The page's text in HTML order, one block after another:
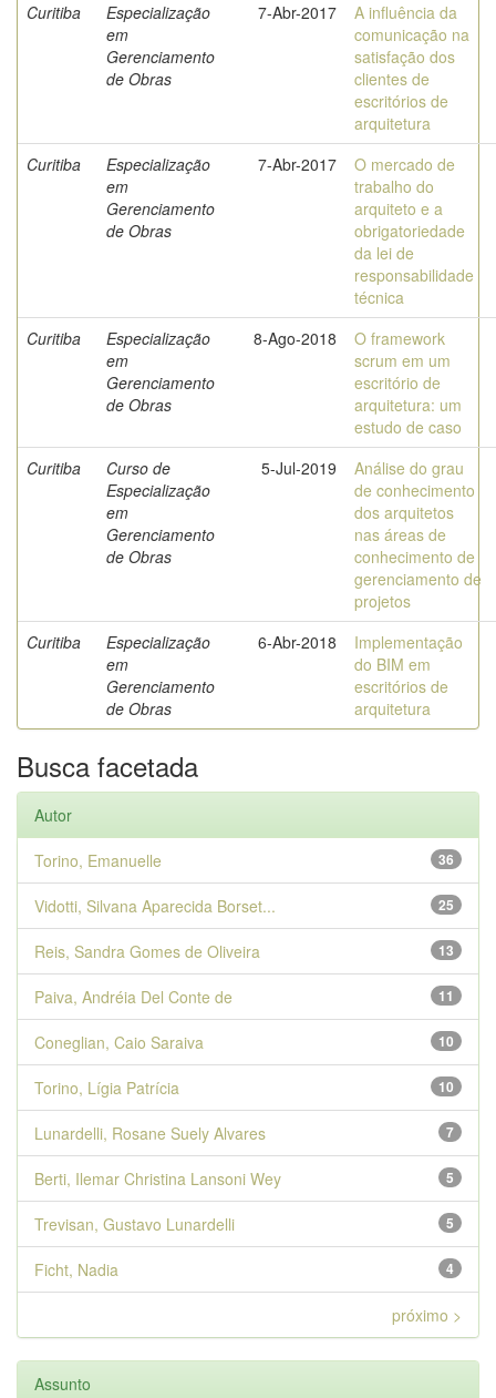
Curitiba
Especialização
em
Gerenciamento
de Obras
7-Abr-2017
A influência da
comunicação na
satisfação dos
clientes de
escritórios de
arquitetura
Curitiba
Especialização
em
Gerenciamento
de Obras
7-Abr-2017
O mercado de
trabalho do
arquiteto e a
obrigatoriedade
da lei de
responsabilidade
técnica
Curitiba
Especialização
em
Gerenciamento
de Obras
8-Ago-2018
O framework
scrum em um
escritório de
arquitetura: um
estudo de caso
Curitiba
Curso de
Especialização
em
Gerenciamento
de Obras
5-Jul-2019
Análise do grau
de conhecimento
dos arquitetos
nas áreas de
conhecimento de
gerenciamento de
projetos
Curitiba
Especialização
em
Gerenciamento
de Obras
6-Abr-2018
Implementação
do BIM em
escritórios de
arquitetura
Busca facetada
Autor
36
Torino, Emanuelle
25
Vidotti, Silvana Aparecida Borset...
13
Reis, Sandra Gomes de Oliveira
11
Paiva, Andréia Del Conte de
10
Coneglian, Caio Saraiva
10
Torino, Lígia Patrícia
7
Lunardelli, Rosane Suely Alvares
5
Berti, Ilemar Christina Lansoni Wey
5
Trevisan, Gustavo Lunardelli
4
Ficht, Nadia
próximo >
Assunto